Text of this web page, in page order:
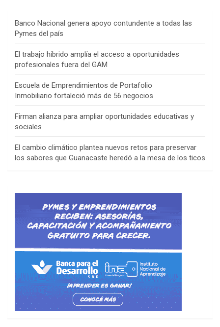
Banco Nacional genera apoyo contundente a todas las
Pymes del país
El trabajo híbrido amplía el acceso a oportunidades
profesionales fuera del GAM
Escuela de Emprendimientos de Portafolio
Inmobiliario fortaleció más de 56 negocios
Firman alianza para ampliar oportunidades educativas y
sociales
El cambio climático plantea nuevos retos para preservar
los sabores que Guanacaste heredó a la mesa de los ticos